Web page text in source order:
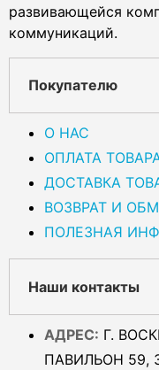
развивающейся
коммуникаций.
Покупателю
О НАС
ОПЛАТА
ДОСТАВКА
ВОЗВРАТ И
ПОЛЕЗНАЯ
Наши контакты
АДРЕС: Г.
ПАВИЛЬОН 59,